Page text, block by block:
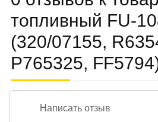
топливный FU-
(320/07155,
P765325,
Написать отзыв